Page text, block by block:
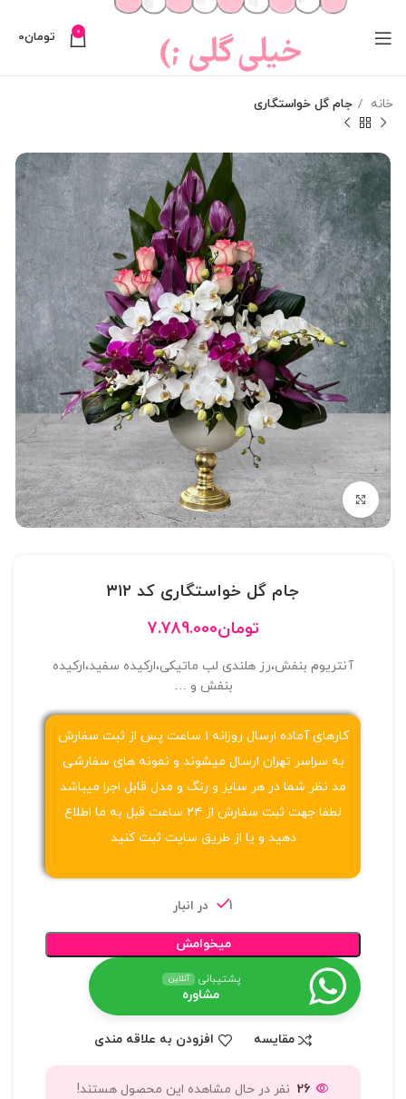
0 تومان0
خانه جام گل خواستگاری
بزرگنمایی تصویر
جام گل خواستگاری کد ۳۱۲
تومان7.789.000
آنتریوم بنفش،رز هلندی لب ماتیکی،ارکیده سفید،ارکیده
بنفش و …
کارهای آماده ارسال روزانه ۱ ساعت پس از ثبت سفارش
به سراسر تهران ارسال میشوند و نمونه های سفارشی
مد نظر شما در هر سایز و رنگ و مدل قابل اجرا میباشد
لطفا جهت ثبت سفارش از ۲۴ ساعت قبل به ما اطلاع
دهید و یا از طریق سایت ثبت کنید
1 در انبار
میخوامش
پشتیبانی آنلاین
مشاوره
مقایسه افزودن به علاقه مندی
26 نفر در حال مشاهده این محصول هستند!